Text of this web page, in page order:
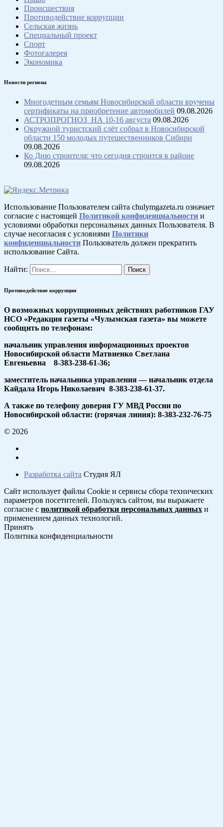
Происшествия
Противодействие коррупции
Сельская жизнь
Специальный проект
Спорт
Фотогалерея
Экономика
Новости региона
Многодетным семьям Новосибирской области вручены
сертификаты на приобретение автомобилей 09.08.2026
АСТРОПРОГНОЗ НА 10-16 августа 09.08.2026
Окружной туристский слёт собрал в Новосибирской
области 150 молодых путешественников Сибири
09.08.2026
Ко Дню строителя: что сегодня строится в районе
09.08.2026
Использование Пользователем сайта chulymgazeta.ru означает
согласие с настоящей Политикой конфиденциальности и
условиями обработки персональных данных Пользователя. В
случае несогласия с условиями Политики
конфиденциальности Пользователь должен прекратить
использование Сайта.
Найти:
Противодействие коррупции
О возможных коррупционных действиях работников ГАУ
НСО «Редакция газеты «Чулымская газета» вы можете
сообщить по телефонам:
начальник управления информационных проектов
Новосибирской области Матвиенко Светлана
Евгеньевна 8-383-238-61-36;
заместитель начальника управления — начальник отдела
Кайдала Игорь Николаевич 8-383-238-61-37.
А также по телефону доверия ГУ МВД России по
Новосибирской области: (горячая линия): 8-383-232-76-75
© 2026
Разработка сайта Студия ЯЛ
Сайт использует файлы Cookie и сервисы сбора технических
параметров посетителей. Пользуясь сайтом, вы выражаете
согласие с политикой обработки персональных данных и
применением данных технологий.
Принять
Политика конфиденциальности